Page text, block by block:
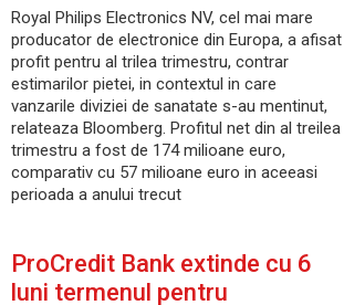
Royal Philips Electronics NV, cel mai mare
producator de electronice din Europa, a afisat
profit pentru al trilea trimestru, contrar
estimarilor pietei, in contextul in care
vanzarile diviziei de sanatate s-au mentinut,
relateaza Bloomberg. Profitul net din al treilea
trimestru a fost de 174 milioane euro,
comparativ cu 57 milioane euro in aceeasi
perioada a anului trecut
ProCredit Bank extinde cu 6
luni termenul pentru